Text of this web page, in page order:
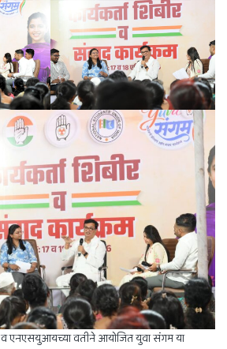
एनएसयुआयच्या वतीने आयोजित युवा संगम या